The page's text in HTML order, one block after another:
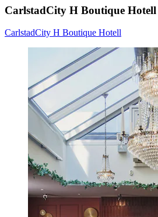
CarlstadCity H Boutique Hotell
CarlstadCity H Boutique Hotell